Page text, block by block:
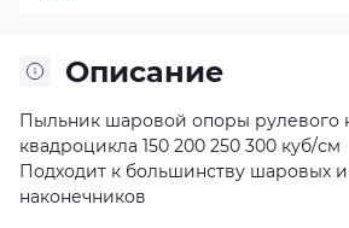
Описание
Пыльник шаровой опоры рулевого
квадроцикла 150 200 250 300 куб/см
Подходит к большинству шаровых
наконечников